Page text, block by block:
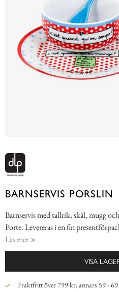
BARNSERVIS PORSLIN
Barnservis med tallrik, skål, mugg
Porte. Levereras i en fin
Läs mer
VISA
Fraktfritt över 799 kr, annars 59 -